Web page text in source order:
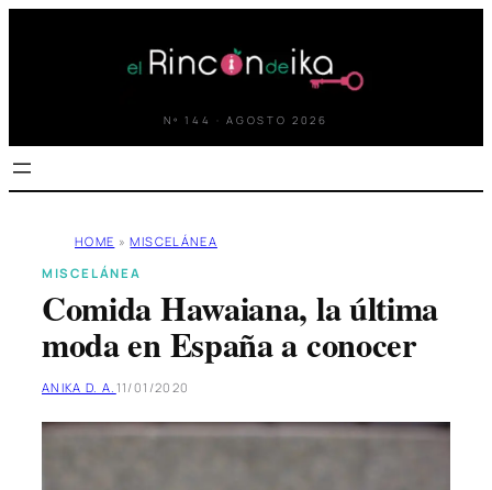
Nº 144 · AGOSTO 2026
HOME » MISCELÁNEA
MISCELÁNEA
Comida Hawaiana, la última
moda en España a conocer
ANIKA D. A. 11/01/2020